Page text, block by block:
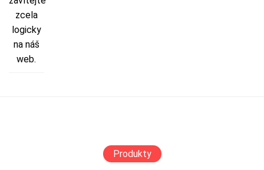
zcela
logicky
na náš
web.
Produkty